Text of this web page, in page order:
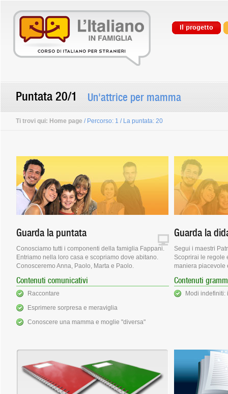
Il progetto
Puntata 20/1 Un'attrice per mamma
Ti trovi qui: Home page / Percorso: 1 / La puntata: 20
Guarda la puntata
Conosciamo tutti i componenti della famiglia Fappani.
Entriamo nella loro casa e scopriamo dove abitano.
Conosceremo Anna, Paolo, Marta e Paolo.
Contenuti comunicativi
Raccontare
Esprimere sorpresa e meraviglia
Conoscere una mamma e moglie "diversa"
Guarda la
Segui i maestri
Scoprirai le regole
maniera piacevole
Contenuti
Modi indefiniti: